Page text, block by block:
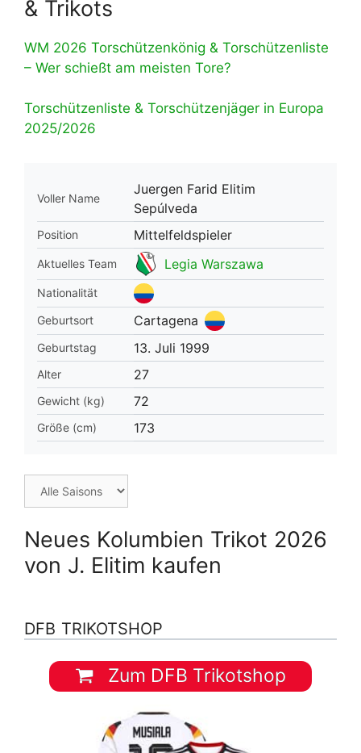
& Trikots
WM 2026 Torschützenkönig & Torschützenliste
– Wer schießt am meisten Tore?
Torschützenliste & Torschützenjäger in Europa
2025/2026
Voller Name
Juergen Farid Elitim
Sepúlveda
Position Mittelfeldspieler
Aktuelles Team Legia Warszawa
Nationalität
Geburtsort
Cartagena
Geburtstag 13. Juli 1999
Alter 27
Gewicht (kg) 72
Größe (cm) 173
Neues Kolumbien Trikot 2026
von J. Elitim kaufen
DFB TRIKOTSHOP
Zum DFB Trikotshop